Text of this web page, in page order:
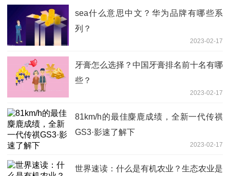
sea什么意思中文？华为品牌有哪些系
列？
2023-02-17
牙膏怎么选择？中国牙膏排名前十名有哪
些？
2023-02-17
81km/h的最佳麋鹿成绩，全新一代传祺
GS3·影速了解下
2023-02-17
世界速读：什么是有机农业？生态农业是